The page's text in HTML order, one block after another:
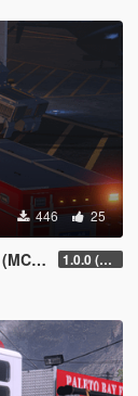
446 25
EUP 1.0.0 (Main Pack)